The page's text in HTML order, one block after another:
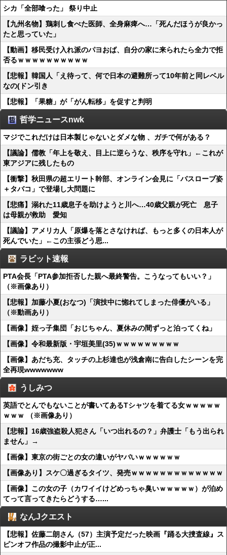
シカ「全部喰った」 祭り中止
【九州名物】鶏刺し食べた医師、全身麻痺へ…「死んだほうが良かっ
たと思っていた」
【動画】移民受け入れ派のパヨおば、自分の家に来られたら全力で拒
否るｗｗｗｗｗｗｗｗｗｗ
【悲報】韓国人「え待って、何で日本の避難所って10年前と同レベル
なの(ドン引き
【悲報】「果糖」が「がん転移」を促すと判明
哲学ニュースnwk
マジでこれだけは日本製じゃないとダメな物 、ガチで何がある？
【議論】儒教「年上を敬え、目上に逆らうな、秩序を守れ」←これが
東アジアに残したもの
【衝撃】秋田県の超エリート幹部、オンライン会見に「バスローブ姿
＋タバコ」で登場し大問題に
【悲痛】溺れた11歳息子を助けようと川へ…40歳父親が死亡 息子
は母親が救助 愛知
【議論】アメリカ人「原爆を落とさなければ、もっと多くの日本人が
死んでいた」←この主張どう思...
ラビット速報
PTA会長「PTA参加拒否した親へ最終警告。こうなってもいい？」
（※画像あり）
【悲報】加藤小夏(おなつ)「演技中に惚れてしまった俳優がいる」
（※動画あり）
【画像】姪っ子集団「おじちゃん、夏休みの間ずっと泊ってくね」
【画像】令和最新版・宇垣美里(35)ｗｗｗｗｗｗｗｗｗ
【画像】あだち充、タッチの上杉達也が浅倉南に告白したシーンを完
全再現wwwwwww
うしみつ
英語でとんでもないことが書いてあるTシャツを着てる女ｗｗｗｗｗ
ｗｗｗ （※画像あり）
【悲報】16歳強盗殺人犯さん「いつ出れるの？」弁護士「もう出られ
ません」→
【画像】東京の街ごとの女の違いがヤバいｗｗｗｗｗｗ
【画像あり】スケ〇過ぎるタイツ、発売ｗｗｗｗｗｗｗｗｗｗｗｗｗ
【画像】この女の子（カワイイけどめっちゃ臭いｗｗｗｗｗ）が泊め
てって言ってきたらどうする…...
なんJクエスト
【悲報】佐藤二朗さん（57）主演予定だった映画『踊る大捜査線』ス
ピンオフ作品の撮影中止が正...